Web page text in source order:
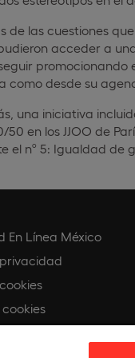
de las cuestiones
acceder a
promocionando
como desde su
una iniciativa
en los JJOO de
el nº 5: Igualdad de
En Línea México